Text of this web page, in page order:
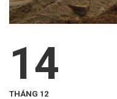
14
THÁNG 12